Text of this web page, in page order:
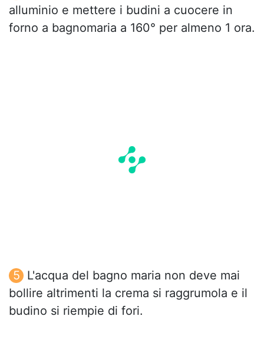
alluminio e mettere i budini a cuocere in
forno a bagnomaria a 160° per almeno 1 ora.
L'acqua del bagno maria non deve mai
bollire altrimenti la crema si raggrumola e il
budino si riempie di fori.